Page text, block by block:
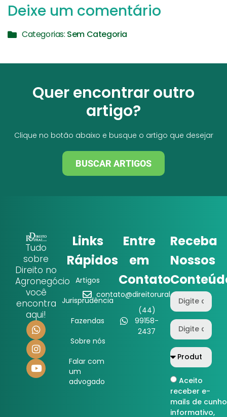
Deixe um comentário
Categorias: Sem Categoria
Quer encontrar outro
artigo?
Clique no botão abaixo e busque o artigo que desejar
BUSCAR ARTIGOS
Tudo
sobre
Direito no
Agronegócio
você
encontra
aqui!
Links
Rápidos
Artigos
Jurisprudência
Fazendas
Sobre nós
Falar com
um
advogado
Entre
em
Contato
contato@direitorural.com.br
(44)
99158-
2437
Receba
Nossos
Aceito
receber e-
mails de cunho
informativo,